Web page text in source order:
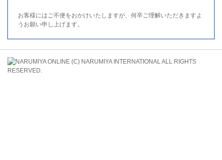
お客様にはご不便をおかけいたしますが、何卒ご理解いただきますよ
うお願い申し上げます。